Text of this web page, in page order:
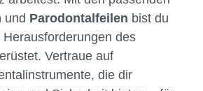
– für die Entfernung von
Plaque
– speziell für die
Wurzeloberflächen und die